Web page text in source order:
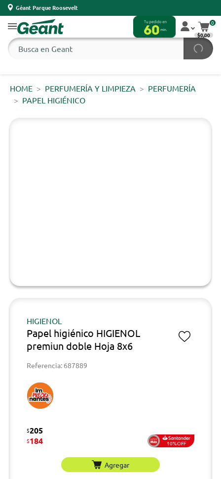
Géant Parque Roosevelt
0
$0,00
HOME PERFUMERÍA Y LIMPIEZA
PERFUMERÍA
PAPEL HIGIÉNICO
HIGIENOL
Papel higiénico HIGIENOL
premiun doble Hoja 8x6
Referencia: 687889
$205
$184 10%OFF
Agregar